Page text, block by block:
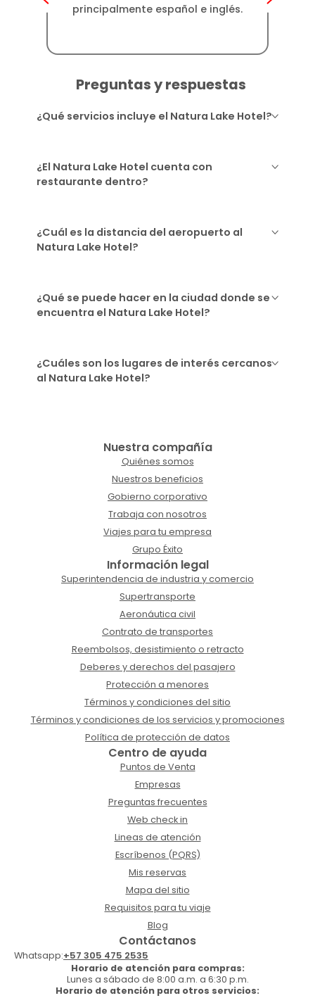
principalmente español e inglés.
Preguntas y respuestas
¿Qué servicios incluye el Natura Lake Hotel?
¿El Natura Lake Hotel cuenta con
restaurante dentro?
¿Cuál es la distancia del aeropuerto al
Natura Lake Hotel?
¿Qué se puede hacer en la ciudad donde se
encuentra el Natura Lake Hotel?
¿Cuáles son los lugares de interés cercanos
al Natura Lake Hotel?
Nuestra compañía
Quiénes somos
Nuestros beneficios
Gobierno corporativo
Trabaja con nosotros
Viajes para tu empresa
Grupo Éxito
Información legal
Superintendencia de industria y comercio
Supertransporte
Aeronáutica civil
Contrato de transportes
Reembolsos, desistimiento o retracto
Deberes y derechos del pasajero
Protección a menores
Términos y condiciones del sitio
Términos y condiciones de los servicios y promociones
Política de protección de datos
Centro de ayuda
Puntos de Venta
Empresas
Preguntas frecuentes
Web check in
Lineas de atención
Escríbenos (PQRS)
Mis reservas
Mapa del sitio
Requisitos para tu viaje
Blog
Contáctanos
Whatsapp:+57 305 475 2535
Horario de atención para compras:
Lunes a sábado de 8:00 a.m. a 6:30 p.m.
Horario de atención para otros servicios: